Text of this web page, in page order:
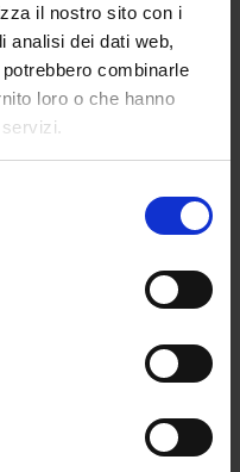
il nostro sito con i
analisi dei dati web,
combinarle
loro o che hanno